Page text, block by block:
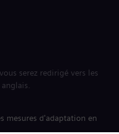
serez redirigé vers les
mesures d'adaptation en